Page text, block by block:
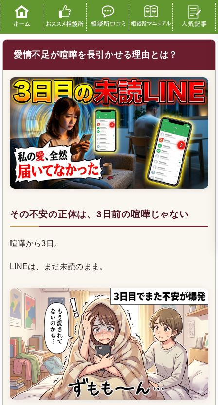
愛情不足が喧嘩を長引かせる理由とは？
その不安の正体は、3日前の喧嘩じゃない
喧嘩から3日。
LINEは、まだ未読のまま。